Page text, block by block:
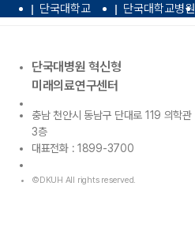
단국대학교
단국대학교병원
단국대병원 혁신형
미래의료연구센터
충남 천안시 동남구 단대로 119 의학관
3층
대표전화 : 1899-3700
©DKUH All rights reserved.